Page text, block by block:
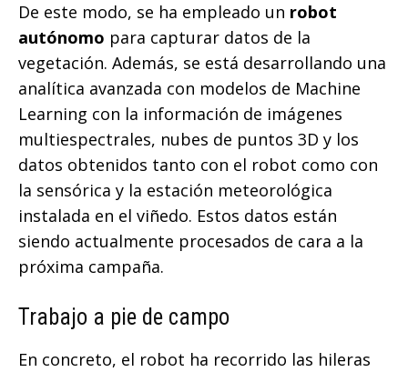
De este modo, se ha empleado un robot
autónomo para capturar datos de la
vegetación. Además, se está desarrollando una
analítica avanzada con modelos de Machine
Learning con la información de imágenes
multiespectrales, nubes de puntos 3D y los
datos obtenidos tanto con el robot como con
la sensórica y la estación meteorológica
instalada en el viñedo. Estos datos están
siendo actualmente procesados de cara a la
próxima campaña.
Trabajo a pie de campo
En concreto, el robot ha recorrido las hileras